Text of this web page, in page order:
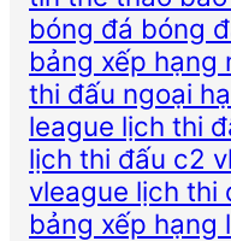
bóng đá bóng
bảng xếp hạng
thi đấu ngoại
league lịch thi
lịch thi đấu c2
vleague lịch thi
bảng xếp hạng